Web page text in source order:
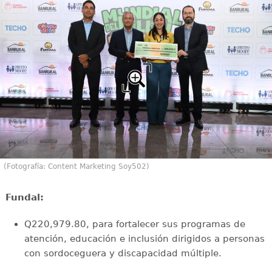
(Fotografía: Content Marketing Soy502)
Fundal:
Q220,979.80, para fortalecer sus programas de
atención, educación e inclusión dirigidos a personas
con sordoceguera y discapacidad múltiple.